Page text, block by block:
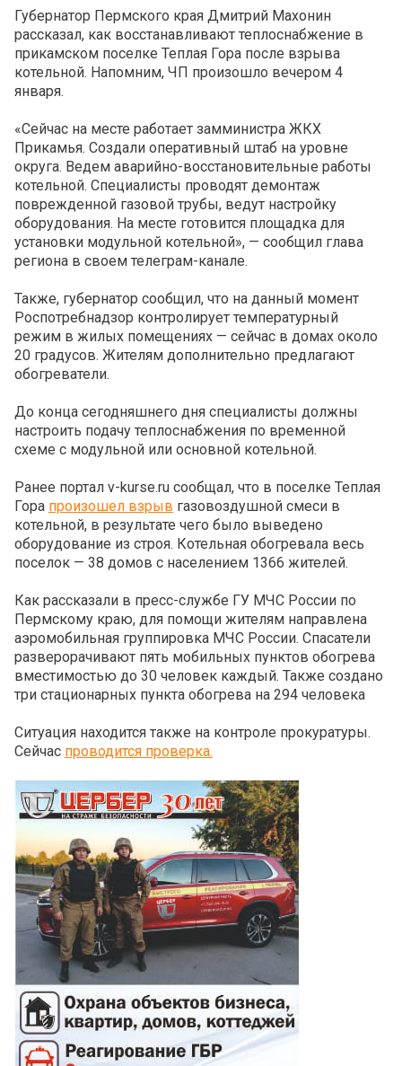
Губернатор Пермского края Дмитрий Махонин
рассказал, как восстанавливают теплоснабжение в
прикамском поселке Теплая Гора после взрыва
котельной. Напомним, ЧП произошло вечером 4
января.
«Сейчас на месте работает замминистра ЖКХ
Прикамья. Создали оперативный штаб на уровне
округа. Ведем аварийно-восстановительные работы
котельной. Специалисты проводят демонтаж
поврежденной газовой трубы, ведут настройку
оборудования. На месте готовится площадка для
установки модульной котельной», — сообщил глава
региона в своем телеграм-канале.
Также, губернатор сообщил, что на данный момент
Роспотребнадзор контролирует температурный
режим в жилых помещениях — сейчас в домах около
20 градусов. Жителям дополнительно предлагают
обогреватели.
До конца сегодняшнего дня специалисты должны
настроить подачу теплоснабжения по временной
схеме с модульной или основной котельной.
Ранее портал v-kurse.ru сообщал, что в поселке Теплая
Гора произошел взрыв газовоздушной смеси в
котельной, в результате чего было выведено
оборудование из строя. Котельная обогревала весь
поселок — 38 домов с населением 1366 жителей.
Как рассказали в пресс-службе ГУ МЧС России по
Пермскому краю, для помощи жителям направлена
аэромобильная группировка МЧС России. Спасатели
разверорачивают пять мобильных пунктов обогрева
вместимостью до 30 человек каждый. Также создано
три стационарных пункта обогрева на 294 человека
Ситуация находится также на контроле прокуратуры.
Сейчас проводится проверка.